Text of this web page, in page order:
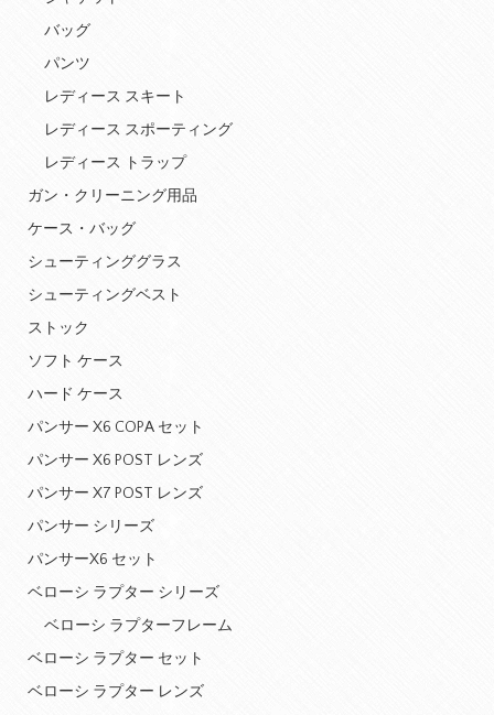
バッグ
パンツ
レディース スキート
レディース スポーティング
レディース トラップ
ガン・クリーニング用品
ケース・バッグ
シューティンググラス
シューティングベスト
ストック
ソフト ケース
ハード ケース
パンサー X6 COPA セット
パンサー X6 POST レンズ
パンサー X7 POST レンズ
パンサー シリーズ
パンサーX6 セット
ベローシ ラプター シリーズ
ベローシ ラプターフレーム
ベローシ ラプター セット
ベローシ ラプター レンズ